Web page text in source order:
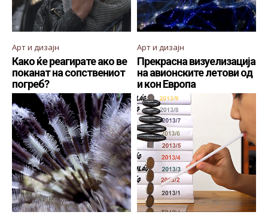
Арт и дизајн
Како ќе реагирате ако ве
поканат на сопствениот
погреб?
Арт и дизајн
Прекрасна визуелизација
на авионските летови од
и кон Европа